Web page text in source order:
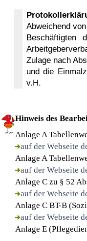
Abweichend
Beschäftigten
Zulage nach
und die
v.H.
Hinweis des
Anlage A
auf der Webseite
Anlage A
auf der Webseite
Anlage C zu § 52
auf der Webseite
Anlage C BT-B
auf der Webseite
Anlage E